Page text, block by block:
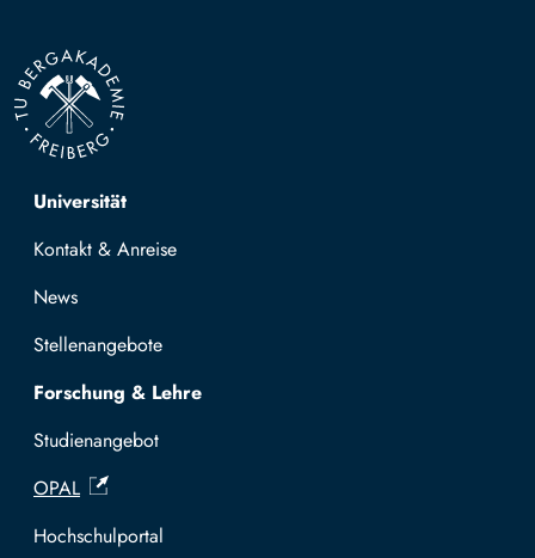
Top navigation
Universität
Kontakt & Anreise
News
Stellenangebote
Forschung & Lehre
Studienangebot
OPAL
Hochschulportal